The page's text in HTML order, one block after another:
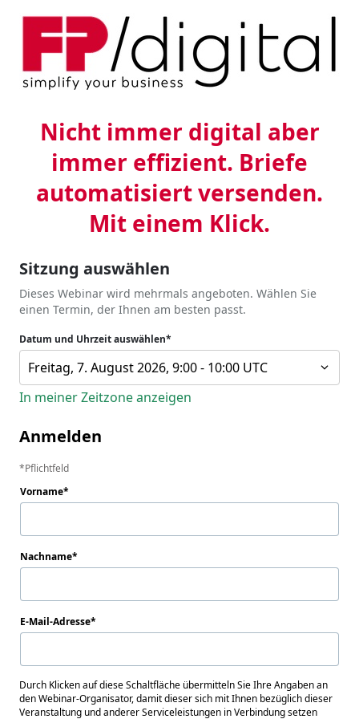
Nicht immer digital aber
immer effizient. Briefe
automatisiert versenden.
Mit einem Klick.
Sitzung auswählen
Dieses Webinar wird mehrmals angeboten. Wählen Sie
einen Termin, der Ihnen am besten passt.
Datum und Uhrzeit auswählen*
Freitag, 7. August 2026, 9:00 - 10:00 UTC
In meiner Zeitzone anzeigen
Anmelden
Pflichtfeld
Vorname
Nachname
E-Mail-Adresse
Durch Klicken auf diese Schaltfläche übermitteln Sie Ihre Angaben an
den Webinar-Organisator, damit dieser sich mit Ihnen bezüglich dieser
Veranstaltung und anderer Serviceleistungen in Verbindung setzen